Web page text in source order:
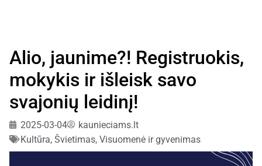
Alio, jaunime?! Registruokis,
mokykis ir išleisk savo
svajonių leidinį!
2025-03-04
kaunieciams.lt
Kultūra, Švietimas, Visuomenė ir gyvenimas